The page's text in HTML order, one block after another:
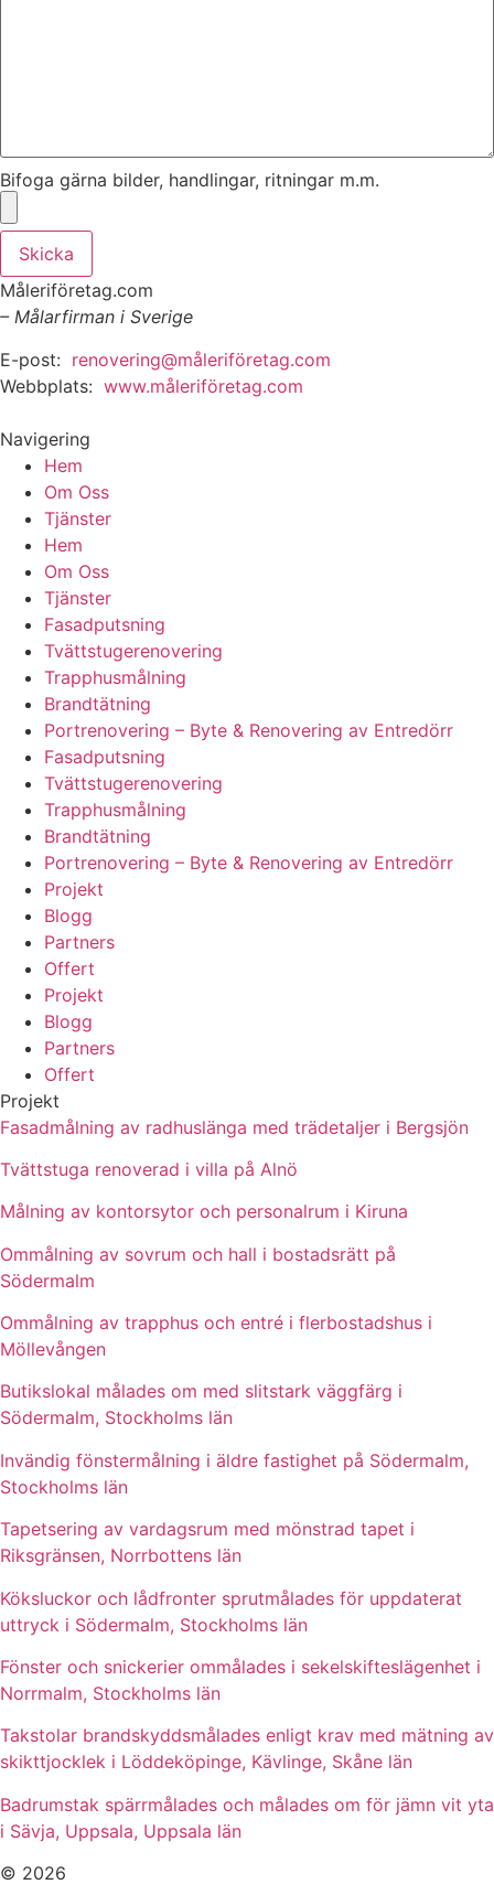
Bifoga gärna bilder, handlingar, ritningar m.m.
Skicka
Måleriföretag.com
– Målarfirman i Sverige
E-post: renovering@måleriföretag.com
Webbplats: www.måleriföretag.com
Navigering
Hem
Om Oss
Tjänster
Hem
Om Oss
Tjänster
Fasadputsning
Tvättstugerenovering
Trapphusmålning
Brandtätning
Portrenovering – Byte & Renovering av Entredörr
Fasadputsning
Tvättstugerenovering
Trapphusmålning
Brandtätning
Portrenovering – Byte & Renovering av Entredörr
Projekt
Blogg
Partners
Offert
Projekt
Blogg
Partners
Offert
Projekt
Fasadmålning av radhuslänga med trädetaljer i Bergsjön
Tvättstuga renoverad i villa på Alnö
Målning av kontorsytor och personalrum i Kiruna
Ommålning av sovrum och hall i bostadsrätt på
Södermalm
Ommålning av trapphus och entré i flerbostadshus i
Möllevången
Butikslokal målades om med slitstark väggfärg i
Södermalm, Stockholms län
Invändig fönstermålning i äldre fastighet på Södermalm,
Stockholms län
Tapetsering av vardagsrum med mönstrad tapet i
Riksgränsen, Norrbottens län
Köksluckor och lådfronter sprutmålades för uppdaterat
uttryck i Södermalm, Stockholms län
Fönster och snickerier ommålades i sekelskifteslägenhet i
Norrmalm, Stockholms län
Takstolar brandskyddsmålades enligt krav med mätning av
skikttjocklek i Löddeköpinge, Kävlinge, Skåne län
Badrumstak spärrmålades och målades om för jämn vit yta
i Sävja, Uppsala, Uppsala län
© 2026